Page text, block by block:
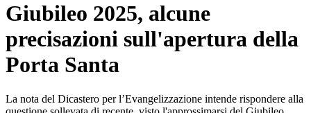
Giubileo 2025, alcune
precisazioni sull'apertura della
Porta Santa
La nota del Dicastero per l’Evangelizzazione intende rispondere alla